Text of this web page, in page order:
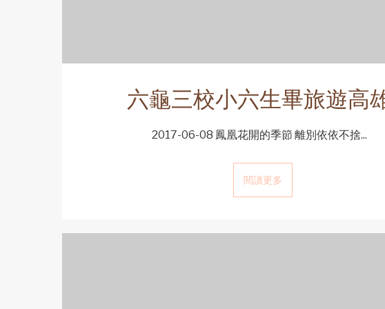
六龜三校小六生畢旅遊高
2017-06-08 鳳凰花開的季節 離別依依不捨...
閱讀更多